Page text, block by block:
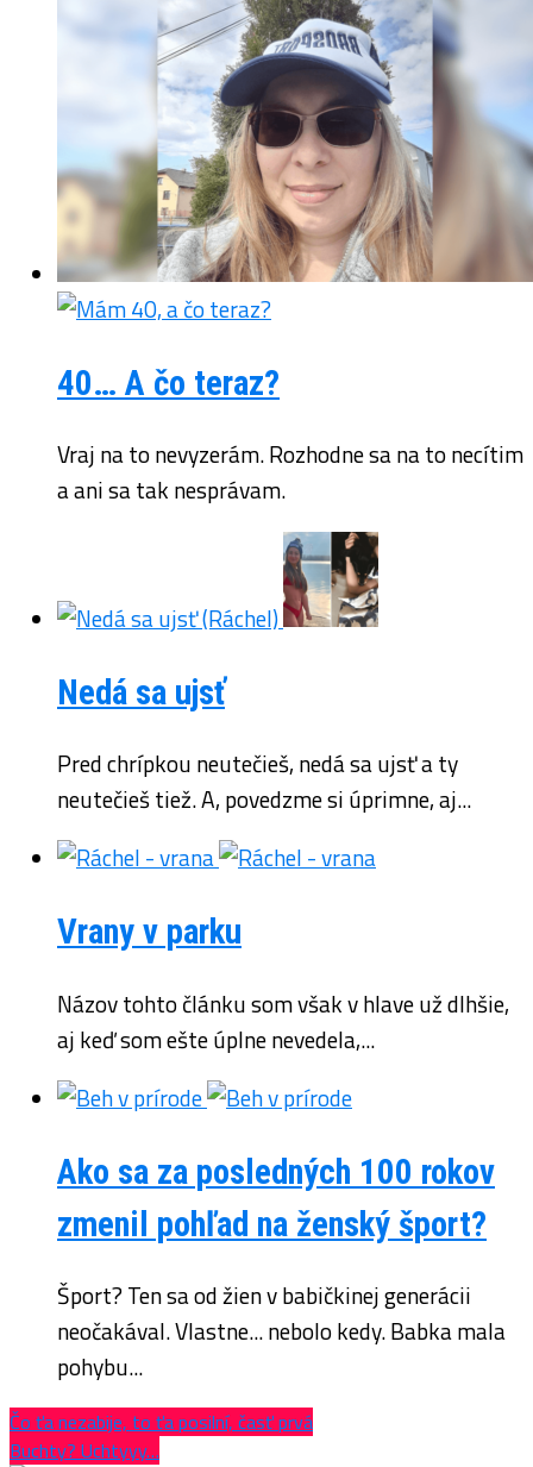
40… A čo teraz?
Vraj na to nevyzerám. Rozhodne sa na to necítim
a ani sa tak nesprávam.
Nedá sa ujsť
Pred chrípkou neutečieš, nedá sa ujsť a ty
neutečieš tiež. A, povedzme si úprimne, aj...
Vrany v parku
Názov tohto článku som však v hlave už dlhšie,
aj keď som ešte úplne nevedela,...
Ako sa za posledných 100 rokov
zmenil pohľad na ženský šport?
Šport? Ten sa od žien v babičkinej generácii
neočakával. Vlastne... nebolo kedy. Babka mala
pohybu...
Čo ťa nezabije, to ťa posilní, časť prvá
Buchty? Uchtyyy…